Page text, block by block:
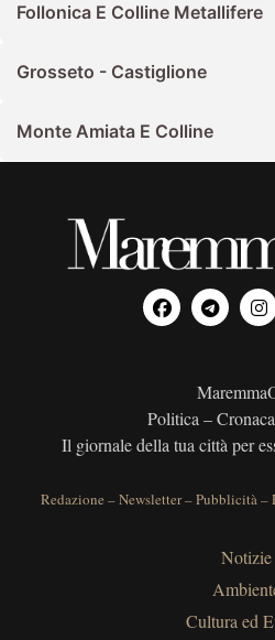
Follonica E Colline Metallifere
Grosseto - Castiglione
Monte Amiata E Colline
Politica –
Il giornale della tua città per
Redazione –Newsletter–Pubblicità–
Notizie
Cultura ed